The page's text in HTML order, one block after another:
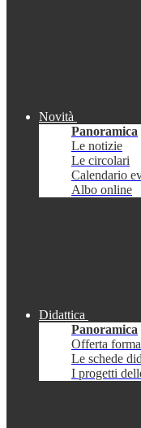
Novità
Panoramica
Le notizie
Le circolari
Calendario
Albo online
Didattica
Panoramica
Offerta
Le schede
I progetti